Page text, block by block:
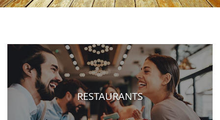
RESTAURANTS